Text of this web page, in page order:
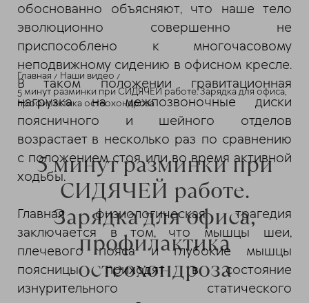
Главная
Наши видео
5 минут разминки при СИДЯЧЕЙ работе. Зарядка для офиса,
профилактика остеохондроза
5 минут разминки при
СИДЯЧЕЙ работе.
Зарядка для офиса,
профилактика
остеохондроза
обоснованно объясняют, что наше тело
эволюционно совершенно не
приспособлено к многочасовому
неподвижному сидению в офисном кресле.
В таком положении гравитационная
нагрузка на межпозвоночные диски
поясничного и шейного отделов
возрастает в несколько раз по сравнению
с положением стоя или во время активной
ходьбы.
Главная физиологическая трагедия
заключается в том, что мышцы шеи,
плечевого пояса и глубокие мышцы
поясницы приходят в состояние
изнурительного статического